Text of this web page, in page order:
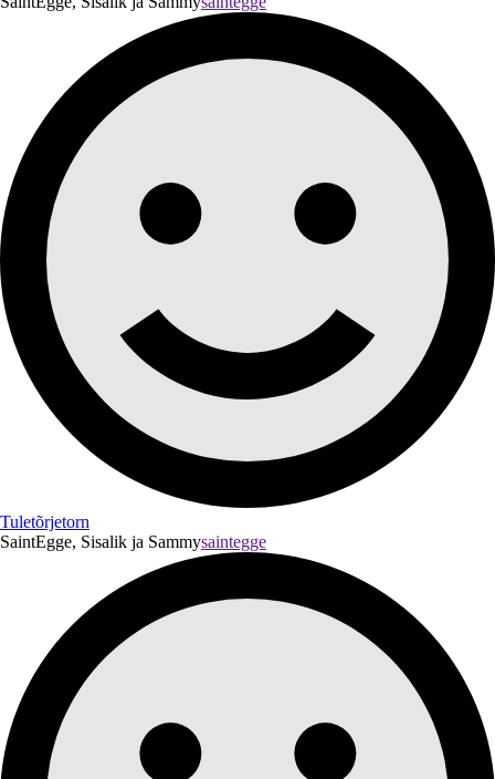
Tuletõrjetorn
SaintEgge, Sisalik ja Sammysaintegge